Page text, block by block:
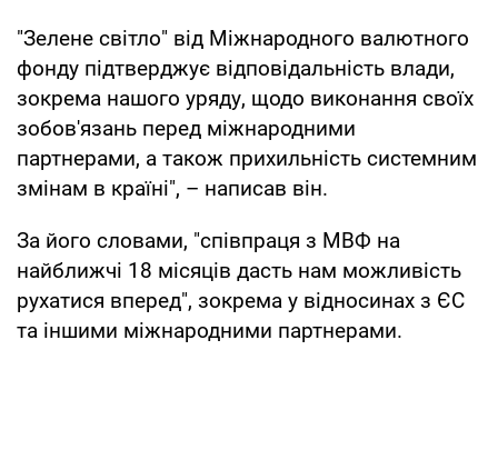
"Зелене світло" від Міжнародного валютного
фонду підтверджує відповідальність влади,
зокрема нашого уряду, щодо виконання своїх
зобов'язань перед міжнародними
партнерами, а також прихильність системним
змінам в країні", – написав він.
За його словами, "співпраця з МВФ на
найближчі 18 місяців дасть нам можливість
рухатися вперед", зокрема у відносинах з ЄС
та іншими міжнародними партнерами.